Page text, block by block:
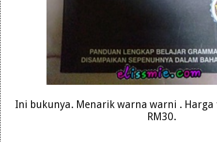
Ini bukunya. Menarik warna warni .
RM30.